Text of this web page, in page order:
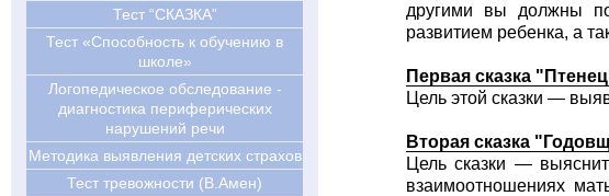
другими вы должны
развитием ребенка, а
Первая сказка
Цель этой сказки —
Вторая сказка
Цель сказки —
взаимоотношениях
Тест “СКАЗКА”
Тест «Способность к обучению в
школе»
Логопедическое обследование -
диагностика периферических
нарушений речи
Методика выявления детских страхов
Тест тревожности (В.Амен)